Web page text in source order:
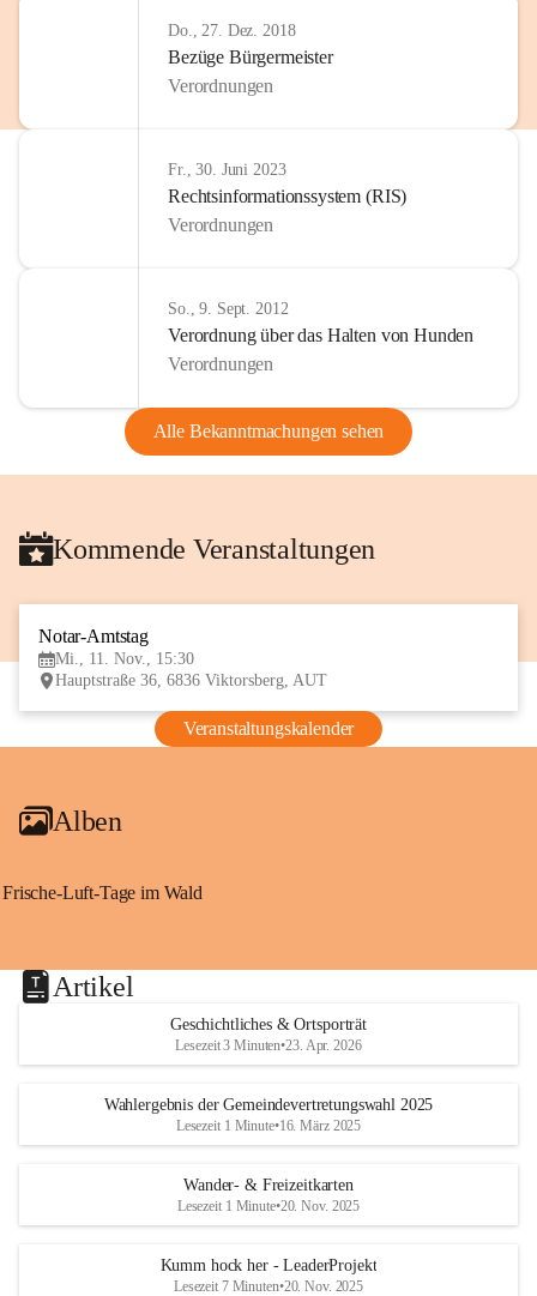
Do., 27. Dez. 2018
Bezüge Bürgermeister
Verordnungen
Fr., 30. Juni 2023
Rechtsinformationssystem (RIS)
Verordnungen
So., 9. Sept. 2012
Verordnung über das Halten von Hunden
Verordnungen
Alle Bekanntmachungen sehen
Kommende Veranstaltungen
Notar-Amtstag
Mi., 11. Nov., 15:30
Hauptstraße 36, 6836 Viktorsberg, AUT
Veranstaltungskalender
Alben
Frische-Luft-Tage im Wald
Artikel
Geschichtliches & Ortsporträt
Lesezeit 3 Minuten•23. Apr. 2026
Wahlergebnis der Gemeindevertretungswahl 2025
Lesezeit 1 Minute•16. März 2025
Wander- & Freizeitkarten
Lesezeit 1 Minute•20. Nov. 2025
Kumm hock her - LeaderProjekt
Lesezeit 7 Minuten•20. Nov. 2025